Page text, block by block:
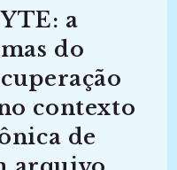
a
do
contexto
de